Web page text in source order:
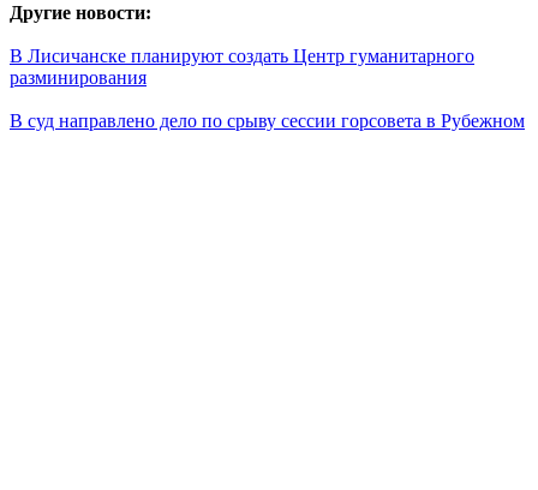
Другие новости:
В Лисичанске планируют создать Центр гуманитарного
разминирования
В суд направлено дело по срыву сессии горсовета в Рубежном